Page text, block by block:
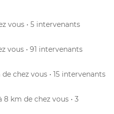
vous • 5 intervenants
vous • 91 intervenants
de chez vous • 15 intervenants
8 km de chez vous • 3